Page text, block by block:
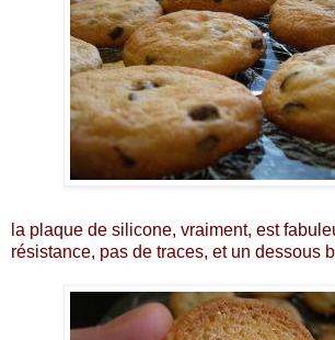
la plaque de silicone, vraiment, est
résistance, pas de traces, et un dessous